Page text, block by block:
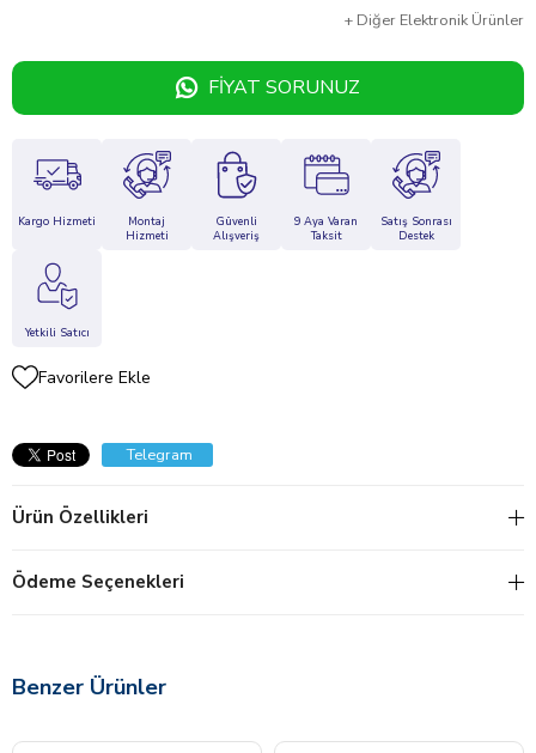
+ Diğer Elektronik Ürünler
FIYAT SORUNUZ
Kargo Hizmeti
Montaj
Hizmeti
Güvenli
Alışveriş
9 Aya Varan
Taksit
Satış Sonrası
Destek
Yetkili Satıcı
Favorilere Ekle
Telegram
Ürün Özellikleri
Ödeme Seçenekleri
Benzer Ürünler